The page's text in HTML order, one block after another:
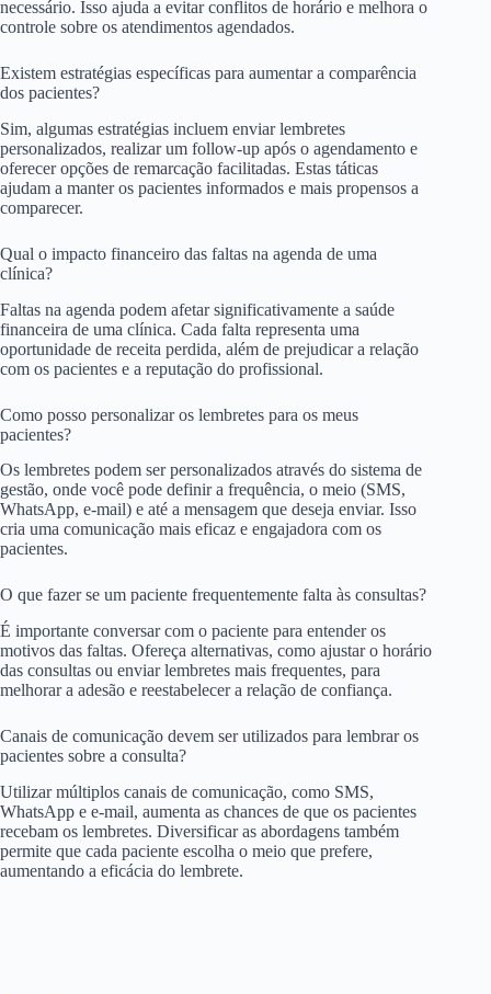
necessário. Isso ajuda a evitar conflitos de horário e melhora o
controle sobre os atendimentos agendados.
Existem estratégias específicas para aumentar a comparência
dos pacientes?
Sim, algumas estratégias incluem enviar lembretes
personalizados, realizar um follow-up após o agendamento e
oferecer opções de remarcação facilitadas. Estas táticas
ajudam a manter os pacientes informados e mais propensos a
comparecer.
Qual o impacto financeiro das faltas na agenda de uma
clínica?
Faltas na agenda podem afetar significativamente a saúde
financeira de uma clínica. Cada falta representa uma
oportunidade de receita perdida, além de prejudicar a relação
com os pacientes e a reputação do profissional.
Como posso personalizar os lembretes para os meus
pacientes?
Os lembretes podem ser personalizados através do sistema de
gestão, onde você pode definir a frequência, o meio (SMS,
WhatsApp, e-mail) e até a mensagem que deseja enviar. Isso
cria uma comunicação mais eficaz e engajadora com os
pacientes.
O que fazer se um paciente frequentemente falta às consultas?
É importante conversar com o paciente para entender os
motivos das faltas. Ofereça alternativas, como ajustar o horário
das consultas ou enviar lembretes mais frequentes, para
melhorar a adesão e reestabelecer a relação de confiança.
Canais de comunicação devem ser utilizados para lembrar os
pacientes sobre a consulta?
Utilizar múltiplos canais de comunicação, como SMS,
WhatsApp e e-mail, aumenta as chances de que os pacientes
recebam os lembretes. Diversificar as abordagens também
permite que cada paciente escolha o meio que prefere,
aumentando a eficácia do lembrete.